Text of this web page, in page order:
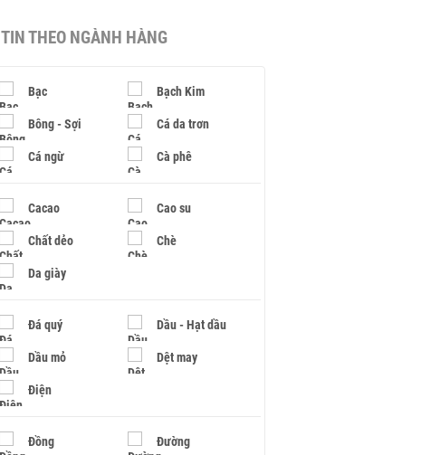
TIN THEO NGÀNH HÀNG
Bạc Bạch Kim
Bông - Sợi Cá da trơn
Cá ngừ Cà phê
Cacao Cao su
Chất dẻo Chè
Da giày
Đá quý Dầu - Hạt dầu
Dầu mỏ Dệt may
Điện
Đồng Đường